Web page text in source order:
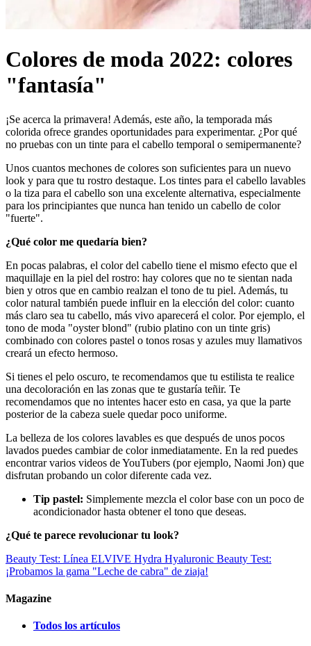
Colores de moda 2022: colores
"fantasía"
¡Se acerca la primavera! Además, este año, la temporada más
colorida ofrece grandes oportunidades para experimentar. ¿Por qué
no pruebas con un tinte para el cabello temporal o semipermanente?
Unos cuantos mechones de colores son suficientes para un nuevo
look y para que tu rostro destaque. Los tintes para el cabello lavables
o la tiza para el cabello son una excelente alternativa, especialmente
para los principiantes que nunca han tenido un cabello de color
"fuerte".
¿Qué color me quedaría bien?
En pocas palabras, el color del cabello tiene el mismo efecto que el
maquillaje en la piel del rostro: hay colores que no te sientan nada
bien y otros que en cambio realzan el tono de tu piel. Además, tu
color natural también puede influir en la elección del color: cuanto
más claro sea tu cabello, más vivo aparecerá el color. Por ejemplo, el
tono de moda "oyster blond" (rubio platino con un tinte gris)
combinado con colores pastel o tonos rosas y azules muy llamativos
creará un efecto hermoso.
Si tienes el pelo oscuro, te recomendamos que tu estilista te realice
una decoloración en las zonas que te gustaría teñir. Te
recomendamos que no intentes hacer esto en casa, ya que la parte
posterior de la cabeza suele quedar poco uniforme.
La belleza de los colores lavables es que después de unos pocos
lavados puedes cambiar de color inmediatamente. En la red puedes
encontrar varios videos de YouTubers (por ejemplo, Naomi Jon) que
disfrutan probando un color diferente cada vez.
Tip pastel: Simplemente mezcla el color base con un poco de
acondicionador hasta obtener el tono que deseas.
¿Qué te parece revolucionar tu look?
Beauty Test: Línea ELVIVE Hydra Hyaluronic Beauty Test:
¡Probamos la gama "Leche de cabra" de ziaja!
Magazine
Todos los artículos